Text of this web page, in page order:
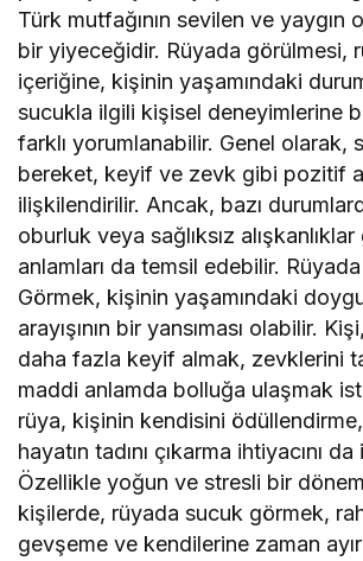
Türk mutfağının sevilen ve yaygın
bir yiyeceğidir. Rüyada görülmesi,
içeriğine, kişinin yaşamındaki
sucukla ilgili kişisel deneyimlerine
farklı yorumlanabilir. Genel olarak,
bereket, keyif ve zevk gibi pozitif
ilişkilendirilir. Ancak, bazı
oburluk veya sağlıksız
anlamları da temsil edebilir.
Görmek, kişinin yaşamındaki
arayışının bir yansıması olabilir.
daha fazla keyif almak, zevklerini
maddi anlamda bolluğa ulaşmak
rüya, kişinin kendisini
hayatın tadını çıkarma ihtiyacını
Özellikle yoğun ve stresli bir
kişilerde, rüyada sucuk görmek,
gevşeme ve kendilerine zaman